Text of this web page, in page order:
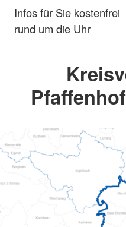
Infos für Sie kostenfrei
rund um die Uhr